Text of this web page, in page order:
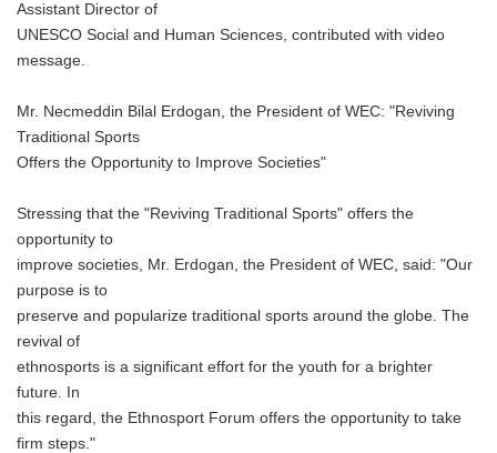
Assistant Director of
UNESCO Social and Human Sciences, contributed with video
message.
Mr. Necmeddin Bilal Erdogan, the President of WEC: "Reviving
Traditional Sports
Offers the Opportunity to Improve Societies"
Stressing that the "Reviving Traditional Sports" offers the
opportunity to
improve societies, Mr. Erdogan, the President of WEC, said: "Our
purpose is to
preserve and popularize traditional sports around the globe. The
revival of
ethnosports is a significant effort for the youth for a brighter
future. In
this regard, the Ethnosport Forum offers the opportunity to take
firm steps."